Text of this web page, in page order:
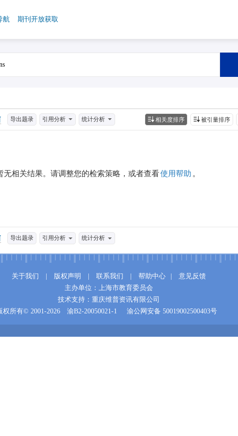
航 期刊开放获取
导出题录 引用分析 统计分析 相关度排序 被引量排序
无相关结果。请调整您的检索策略，或者查看使用帮助 。
导出题录 引用分析 统计分析
关于我们 版权声明 联系我们 帮助中心
意见反馈
主办单位：上海市教育委员会
技术支持：重庆维普资讯有限公司
权所有© 2001-2026
渝B2-20050021-1 渝公网安备 50019002500403号